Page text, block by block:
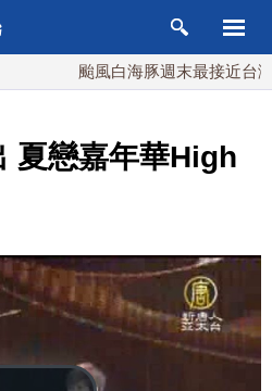
颱風白海豚週末最接近台灣 最快
夏戀嘉年華High